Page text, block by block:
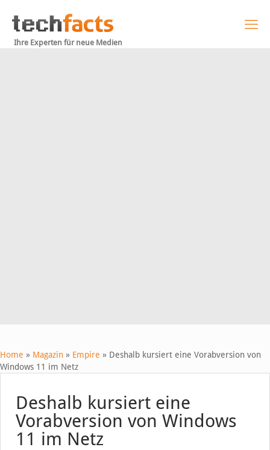
Ihre Experten für neue Medien
Home » Magazin » Empire » Deshalb kursiert eine Vorabversion von
Windows 11 im Netz
Deshalb kursiert eine
Vorabversion von Windows
11 im Netz